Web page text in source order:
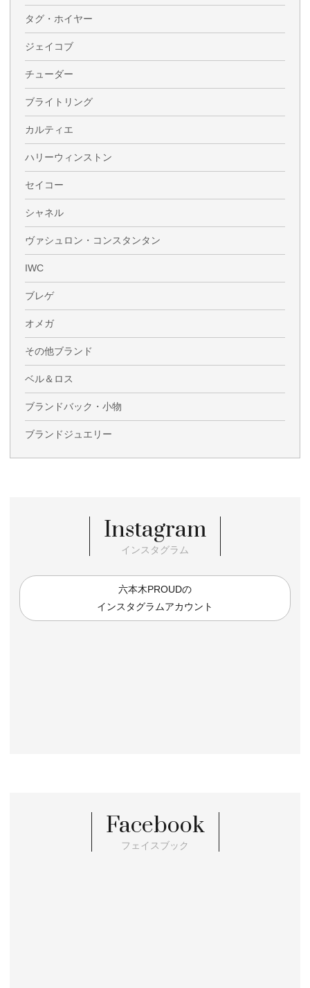
タグ・ホイヤー
ジェイコブ
チューダー
ブライトリング
カルティエ
ハリーウィンストン
セイコー
シャネル
ヴァシュロン・コンスタンタン
IWC
ブレゲ
オメガ
その他ブランド
ベル＆ロス
ブランドバック・小物
ブランドジュエリー
Instagram
インスタグラム
六本木PROUDの
インスタグラムアカウント
Facebook
フェイスブック